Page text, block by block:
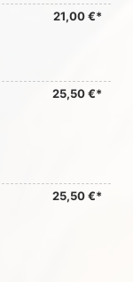
21,00 €*
25,50 €*
25,50 €*